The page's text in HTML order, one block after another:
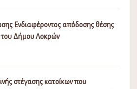
Ενδιαφέροντος απόδοσης θέσης
του Δήμου Λοκρών
στέγασης κατοίκων που